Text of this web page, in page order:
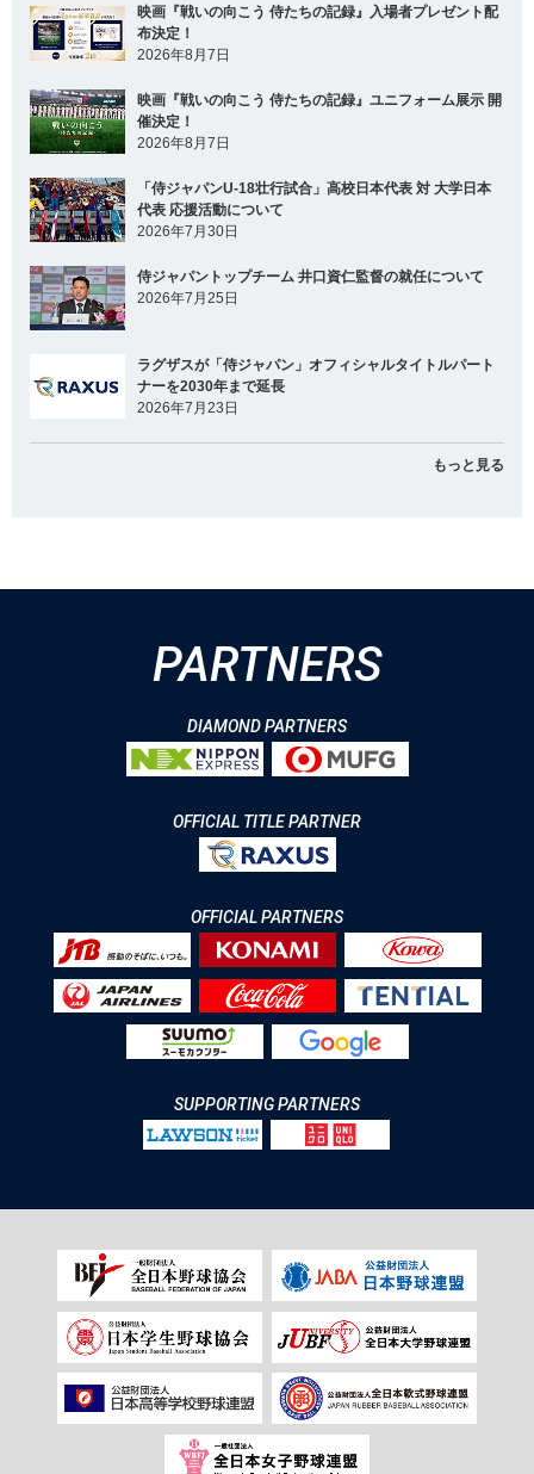
映画『戦いの向こう 侍たちの記録』入場者プレゼント配
布決定！
2026年8月7日
映画『戦いの向こう 侍たちの記録』ユニフォーム展示 開
催決定！
2026年8月7日
「侍ジャパンU-18壮行試合」高校日本代表 対 大学日本
代表 応援活動について
2026年7月30日
侍ジャパントップチーム 井口資仁監督の就任について
2026年7月25日
ラグザスが「侍ジャパン」オフィシャルタイトルパート
ナーを2030年まで延長
2026年7月23日
もっと見る
PARTNERS
DIAMOND PARTNERS
OFFICIAL TITLE PARTNER
OFFICIAL PARTNERS
SUPPORTING PARTNERS